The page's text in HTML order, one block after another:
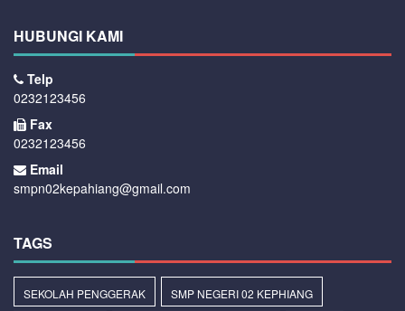
HUBUNGI KAMI
Telp
0232123456
Fax
0232123456
Email
smpn02kepahiang@gmail.com
TAGS
SEKOLAH PENGGERAK SMP NEGERI 02 KEPHIANG